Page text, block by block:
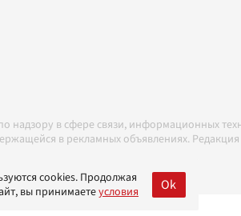
в сфере связи, информационных
в рекламных объявлениях.
с Правилами
cookies. Продолжая
вы принимаетеусловия Ok